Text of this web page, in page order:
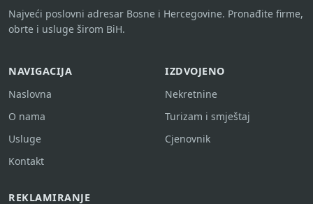
Najveći poslovni adresar Bosne i Hercegovine. Pronađite firme,
obrte i usluge širom BiH.
NAVIGACIJA
Naslovna
O nama
Usluge
Kontakt
IZDVOJENO
Nekretnine
Turizam i smještaj
Cjenovnik
REKLAMIRANJE